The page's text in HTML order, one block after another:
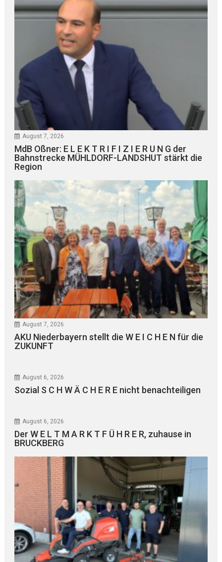
August 7, 2026
MdB Oßner: E L E K T R I F I Z I E R U N G der
Bahnstrecke MÜHLDORF-LANDSHUT stärkt die
Region
August 7, 2026
AKU Niederbayern stellt die W E I C H E N für die
ZUKUNFT
August 6, 2026
Sozial S C H W Ä C H E R E nicht benachteiligen
August 6, 2026
Der W E L T M A R K T F Ü H R E R, zuhause in
BRUCKBERG